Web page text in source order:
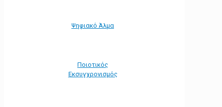
Ψηφιακό Άλμα
Ποιοτικός
Εκσυγχρονισμός